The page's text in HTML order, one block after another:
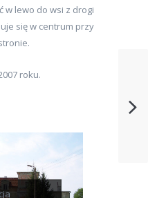
w lewo do wsi z drogi
się w centrum przy
roku.